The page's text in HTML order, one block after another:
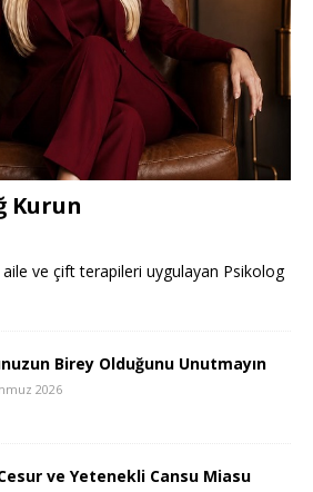
Kurun
ve çift terapileri uygulayan Psikolog
Birey Olduğunu Unutmayın
2026
ve Yetenekli Cansu Miasu